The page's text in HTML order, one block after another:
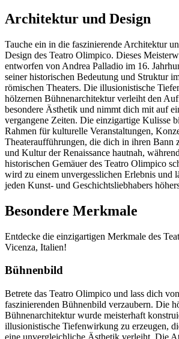
Architektur und Design
Tauche ein in die faszinierende Architektur
Design des Teatro Olimpico. Dieses
entworfen von Andrea Palladio im 16.
seiner historischen Bedeutung und Struktur
römischen Theaters. Die illusionistische
hölzernen Bühnenarchitektur verleiht den
besondere Ästhetik und nimmt dich mit auf
vergangene Zeiten. Die einzigartige Kulisse
Rahmen für kulturelle Veranstaltungen,
Theateraufführungen, die dich in ihren Bann
und Kultur der Renaissance hautnah,
historischen Gemäuer des Teatro Olimpico
wird zu einem unvergesslichen Erlebnis und
jeden Kunst- und Geschichtsliebhabers
Besondere Merkmale
Entdecke die einzigartigen Merkmale des
Vicenza, Italien!
Bühnenbild
Betrete das Teatro Olimpico und lass dich
faszinierenden Bühnenbild verzaubern. Die
Bühnenarchitektur wurde meisterhaft
illusionistische Tiefenwirkung zu erzeugen,